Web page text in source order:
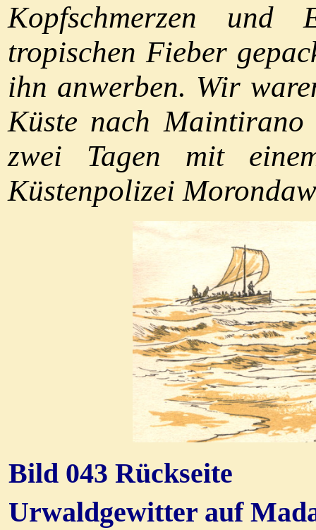
Kopfschmerzen und
tropischen Fieber
ihn anwerben. Wir
Küste nach
zwei Tagen mit
Küstenpolizei
Bild 043 Rückseite
Urwaldgewitter auf